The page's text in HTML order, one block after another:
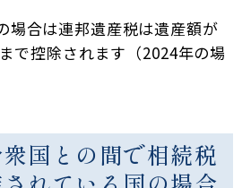
場合は連邦遺産税は遺産額が
で控除されます（2024年の場
国との間で相続税